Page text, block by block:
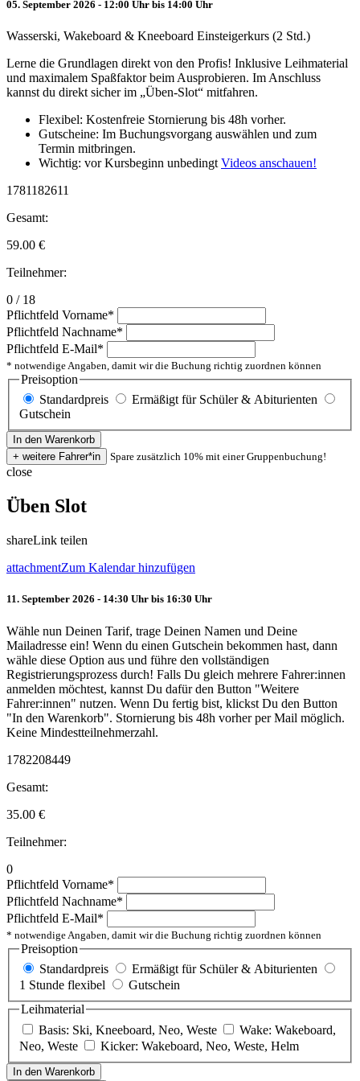
05. September 2026 - 12:00 Uhr bis 14:00 Uhr
Wasserski, Wakeboard & Kneeboard Einsteigerkurs (2 Std.)
Lerne die Grundlagen direkt von den Profis! Inklusive Leihmaterial
und maximalem Spaßfaktor beim Ausprobieren. Im Anschluss
kannst du direkt sicher im „Üben-Slot“ mitfahren.
Flexibel: Kostenfreie Stornierung bis 48h vorher.
Gutscheine: Im Buchungsvorgang auswählen und zum
Termin mitbringen.
Wichtig: vor Kursbeginn unbedingt Videos anschauen!
1781182611
Gesamt:
59.00 €
Teilnehmer:
0 / 18
Pflichtfeld Vorname*
Pflichtfeld Nachname*
Pflichtfeld E-Mail*
* notwendige Angaben, damit wir die Buchung richtig zuordnen können
Preisoption
Standardpreis
Ermäßigt für Schüler & Abiturienten
Gutschein
Spare zusätzlich 10% mit einer Gruppenbuchung!
close
Üben Slot
shareLink teilen
attachmentZum Kalendar hinzufügen
11. September 2026 - 14:30 Uhr bis 16:30 Uhr
Wähle nun Deinen Tarif, trage Deinen Namen und Deine
Mailadresse ein! Wenn du einen Gutschein bekommen hast, dann
wähle diese Option aus und führe den vollständigen
Registrierungsprozess durch! Falls Du gleich mehrere Fahrer:innen
anmelden möchtest, kannst Du dafür den Button "Weitere
Fahrer:innen" nutzen. Wenn Du fertig bist, klickst Du den Button
"In den Warenkorb". Stornierung bis 48h vorher per Mail möglich.
Keine Mindestteilnehmerzahl.
1782208449
Gesamt:
35.00 €
Teilnehmer:
0
Pflichtfeld Vorname*
Pflichtfeld Nachname*
Pflichtfeld E-Mail*
* notwendige Angaben, damit wir die Buchung richtig zuordnen können
Preisoption
Standardpreis
Ermäßigt für Schüler & Abiturienten
1 Stunde flexibel
Gutschein
Leihmaterial
Basis: Ski, Kneeboard, Neo, Weste
Wake: Wakeboard,
Neo, Weste
Kicker: Wakeboard, Neo, Weste, Helm